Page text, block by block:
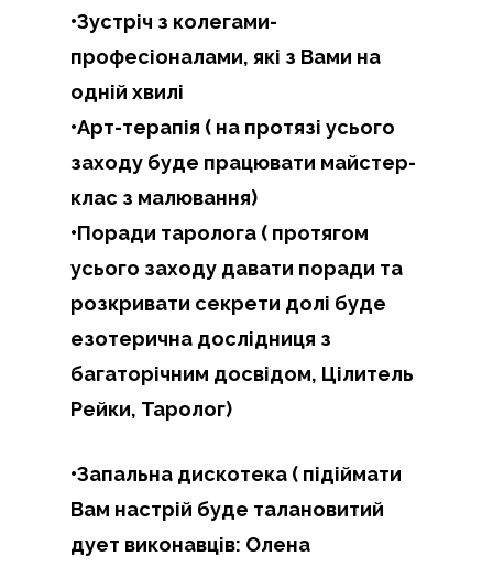
•Зустріч з колегами-
професіоналами, які з Вами на
одній хвилі
•Арт-терапія ( на протязі усього
заходу буде працювати майстер-
клас з малювання)
•Поради таролога ( протягом
усього заходу давати поради та
розкривати секрети долі буде
езотерична дослідниця з
багаторічним досвідом, Цілитель
Рейки, Таролог)
•Запальна дискотека ( підіймати
Вам настрій буде талановитий
дует виконавців: Олена